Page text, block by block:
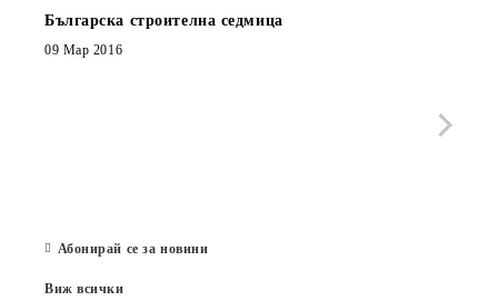
Българска строителна седмица
09 Мар 2016
Абонирай се за новини
Виж всички